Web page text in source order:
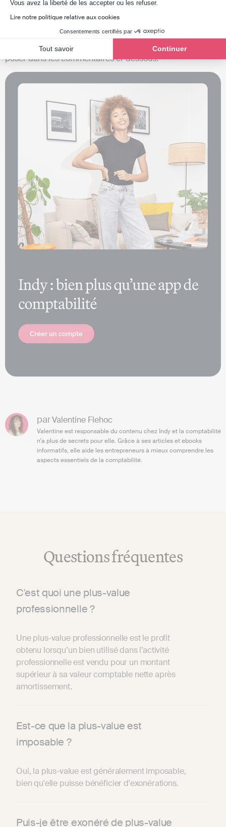
Vous avez la liberté de les accepter ou les refuser.
Lire notre politique relative aux cookies
Consentements certifiés par
Tout savoir Continuer
valeur des biens cédés) ou celle liée au départ à la retraite
du professionnel.
Des questions supplémentaires sur lacomptabilité en
profession libérale
? Venez nous les
poser dans les commentaires ci-dessous.
parValentine Flehoc
Valentine est responsable du contenu chez Indy et la comptabilité
n'a plus de secrets pour elle. Grâce à ses articles et ebooks
informatifs, elle aide les entrepreneurs à mieux comprendre les
aspects essentiels de la comptabilité.
Questions fréquentes
C'est quoi une plus-value
professionnelle ?
Une plus-value professionnelle est le profit
obtenu lorsqu’un bien utilisé dans l’activité
professionnelle est vendu pour un montant
supérieur à sa valeur comptable nette après
amortissement.
Est-ce que la plus-value est
imposable ?
Oui, la plus-value est généralement imposable,
bien qu'elle puisse bénéficier d'exonérations.
Puis-je être exonéré de plus-value